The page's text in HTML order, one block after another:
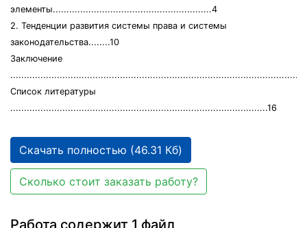
элементы..........................................................4
2. Тенденции развития системы права и системы
законодательства........10
Заключение
Список литературы
..............................................................................................16
Скачать полностью (46.31 Кб)
Сколько стоит заказать работу?
Работа содержит 1 файл